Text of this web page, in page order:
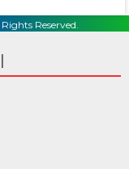
Reserved.